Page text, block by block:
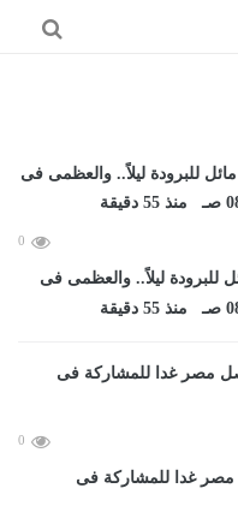
0
للبرودة ليلاً.. والعظمى فى
0
مصر غدا للمشاركة فى